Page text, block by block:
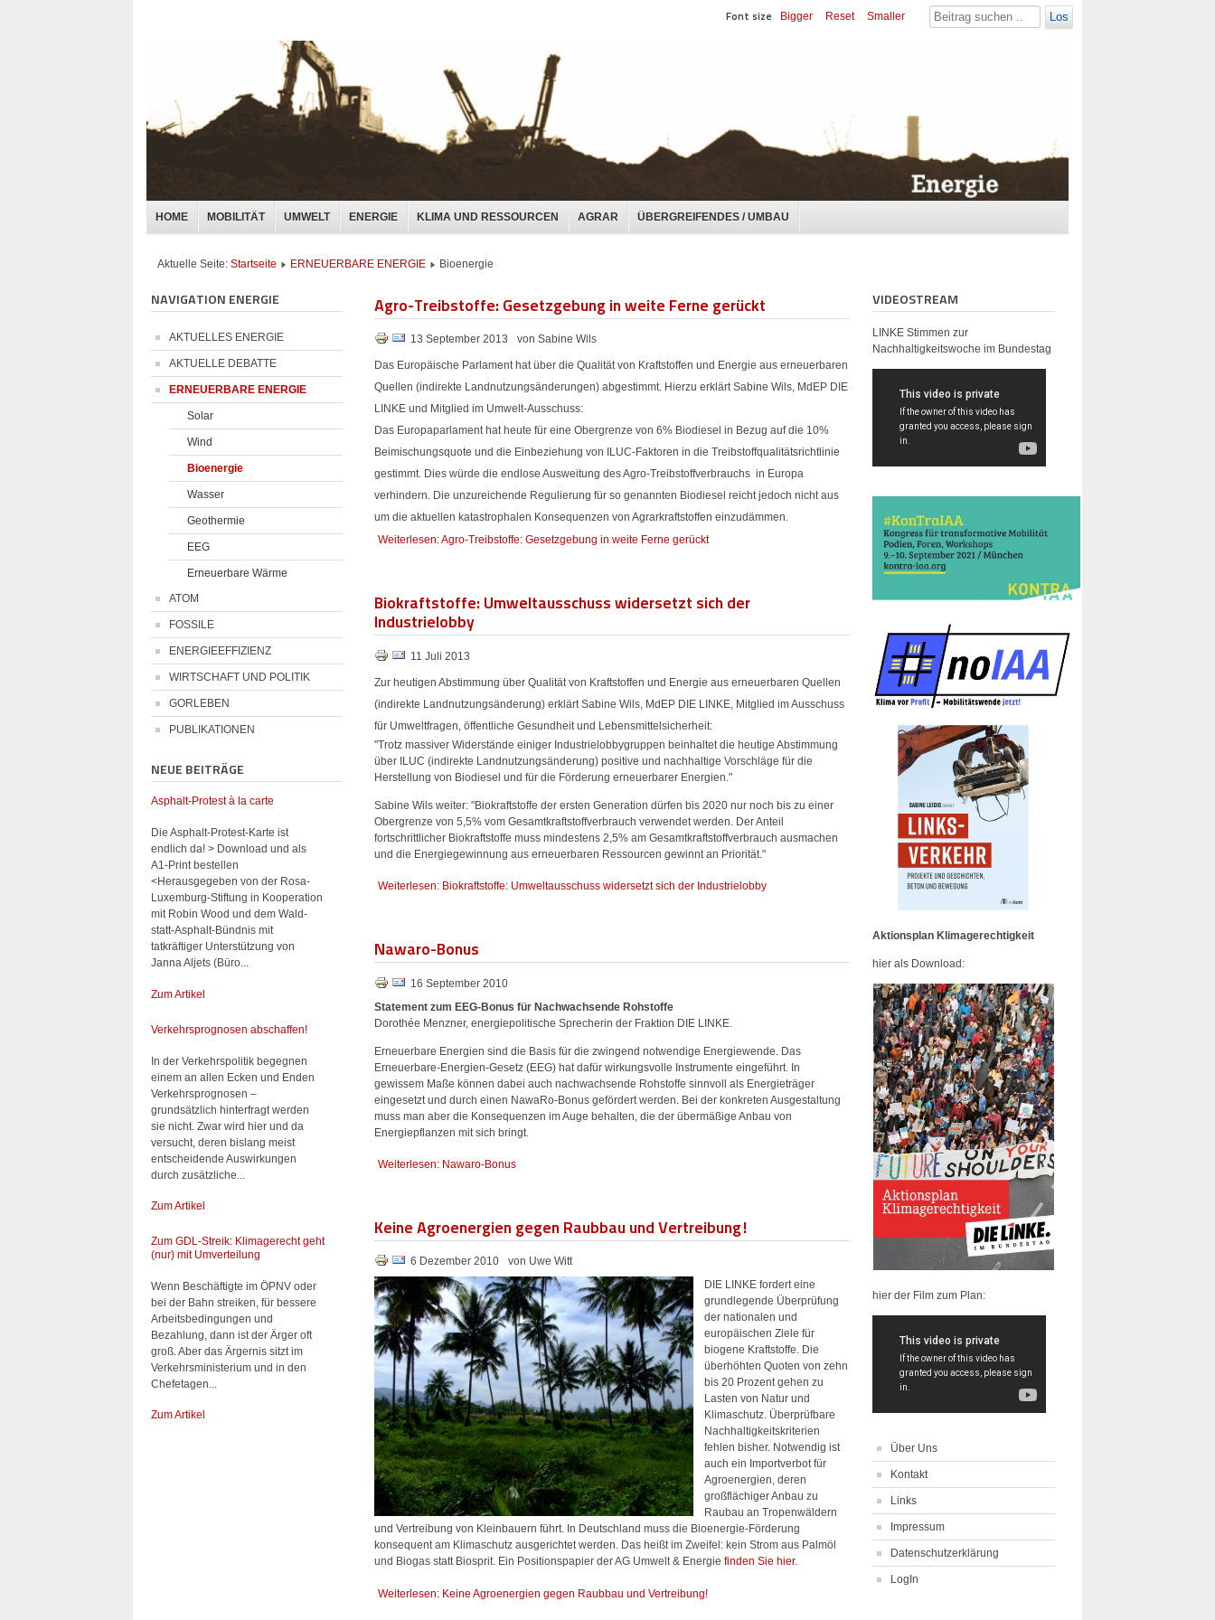
HOME MOBILITÄT UMWELT ENERGIE KLIMA UND RESSOURCEN AGRAR ÜBERGREIFENDES / UMBAU
Font size Bigger Reset Smaller Los
Aktuelle Seite: Startseite ERNEUERBARE ENERGIE Bioenergie
NAVIGATION ENERGIE
AKTUELLES ENERGIE
AKTUELLE DEBATTE
ERNEUERBARE ENERGIE
Solar
Wind
Bioenergie
Wasser
Geothermie
EEG
Erneuerbare Wärme
ATOM
FOSSILE
ENERGIEEFFIZIENZ
WIRTSCHAFT UND POLITIK
GORLEBEN
PUBLIKATIONEN
NEUE BEITRÄGE
Asphalt-Protest à la carte
Die Asphalt-Protest-Karte ist
endlich da! > Download und als
A1-Print bestellen
<Herausgegeben von der Rosa-
Luxemburg-Stiftung in Kooperation
mit Robin Wood und dem Wald-
statt-Asphalt-Bündnis mit
tatkräftiger Unterstützung von
Janna Aljets (Büro...
Zum Artikel
Verkehrsprognosen abschaffen!
In der Verkehrspolitik begegnen
einem an allen Ecken und Enden
Verkehrsprognosen –
grundsätzlich hinterfragt werden
sie nicht. Zwar wird hier und da
versucht, deren bislang meist
entscheidende Auswirkungen
durch zusätzliche...
Zum Artikel
Zum GDL-Streik: Klimagerecht geht
(nur) mit Umverteilung
Wenn Beschäftigte im ÖPNV oder
bei der Bahn streiken, für bessere
Arbeitsbedingungen und
Bezahlung, dann ist der Ärger oft
groß. Aber das Ärgernis sitzt im
Verkehrsministerium und in den
Chefetagen...
Zum Artikel
Agro-Treibstoffe: Gesetzgebung in weite Ferne gerückt
13 September 2013 von Sabine Wils
Das Europäische Parlament hat über die Qualität von Kraftstoffen und Energie aus erneuerbaren
Quellen (indirekte Landnutzungsänderungen) abgestimmt. Hierzu erklärt Sabine Wils, MdEP DIE
LINKE und Mitglied im Umwelt-Ausschuss:
Das Europaparlament hat heute für eine Obergrenze von 6% Biodiesel in Bezug auf die 10%
Beimischungsquote und die Einbeziehung von ILUC-Faktoren in die Treibstoffqualitätsrichtlinie
gestimmt. Dies würde die endlose Ausweitung des Agro-Treibstoffverbrauchs in Europa
verhindern. Die unzureichende Regulierung für so genannten Biodiesel reicht jedoch nicht aus
um die aktuellen katastrophalen Konsequenzen von Agrarkraftstoffen einzudämmen.
Weiterlesen: Agro-Treibstoffe: Gesetzgebung in weite Ferne gerückt
Biokraftstoffe: Umweltausschuss widersetzt sich der
Industrielobby
11 Juli 2013
Zur heutigen Abstimmung über Qualität von Kraftstoffen und Energie aus erneuerbaren Quellen
(indirekte Landnutzungsänderung) erklärt Sabine Wils, MdEP DIE LINKE, Mitglied im Ausschuss
für Umweltfragen, öffentliche Gesundheit und Lebensmittelsicherheit:
"Trotz massiver Widerstände einiger Industrielobbygruppen beinhaltet die heutige Abstimmung
über ILUC (indirekte Landnutzungsänderung) positive und nachhaltige Vorschläge für die
Herstellung von Biodiesel und für die Förderung erneuerbarer Energien."
Sabine Wils weiter: "Biokraftstoffe der ersten Generation dürfen bis 2020 nur noch bis zu einer
Obergrenze von 5,5% vom Gesamtkraftstoffverbrauch verwendet werden. Der Anteil
fortschrittlicher Biokraftstoffe muss mindestens 2,5% am Gesamtkraftstoffverbrauch ausmachen
und die Energiegewinnung aus erneuerbaren Ressourcen gewinnt an Priorität."
Weiterlesen: Biokraftstoffe: Umweltausschuss widersetzt sich der Industrielobby
Nawaro-Bonus
16 September 2010
Statement zum EEG-Bonus für Nachwachsende Rohstoffe
Dorothée Menzner, energiepolitische Sprecherin der Fraktion DIE LINKE.
Erneuerbare Energien sind die Basis für die zwingend notwendige Energiewende. Das
Erneuerbare-Energien-Gesetz (EEG) hat dafür wirkungsvolle Instrumente eingeführt. In
gewissem Maße können dabei auch nachwachsende Rohstoffe sinnvoll als Energieträger
eingesetzt und durch einen NawaRo-Bonus gefördert werden. Bei der konkreten Ausgestaltung
muss man aber die Konsequenzen im Auge behalten, die der übermäßige Anbau von
Energiepflanzen mit sich bringt.
Weiterlesen: Nawaro-Bonus
Keine Agroenergien gegen Raubbau und Vertreibung!
6 Dezember 2010
von Uwe Witt
DIE LINKE fordert eine
grundlegende Überprüfung
der nationalen und
europäischen Ziele für
biogene Kraftstoffe. Die
überhöhten Quoten von zehn
bis 20 Prozent gehen zu
Lasten von Natur und
Klimaschutz. Überprüfbare
Nachhaltigkeitskriterien
fehlen bisher. Notwendig ist
auch ein Importverbot für
Agroenergien, deren
großflächiger Anbau zu
Raubau an Tropenwäldern
und Vertreibung von Kleinbauern führt. In Deutschland muss die Bioenergie-Förderung
konsequent am Klimaschutz ausgerichtet werden. Das heißt im Zweifel: kein Strom aus Palmöl
und Biogas statt Biosprit. Ein Positionspapier der AG Umwelt & Energiefinden Sie hier.
Weiterlesen: Keine Agroenergien gegen Raubbau und Vertreibung!
VIDEOSTREAM
LINKE Stimmen zur
Nachhaltigkeitswoche im Bundestag
Aktionsplan Klimagerechtigkeit
hier als Download:
hier der Film zum Plan:
Über Uns
Kontakt
Links
Impressum
Datenschutzerklärung
LogIn